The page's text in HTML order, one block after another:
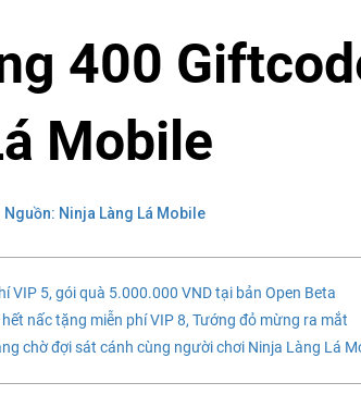
400
Mobile
Nguồn: Ninja Làng Lá Mobile
VIP 5, gói quà 5.000.000 VND tại bản Open Beta
nấc tặng miễn phí VIP 8, Tướng đỏ mừng ra mắt
chờ đợi sát cánh cùng người chơi Ninja Làng Lá